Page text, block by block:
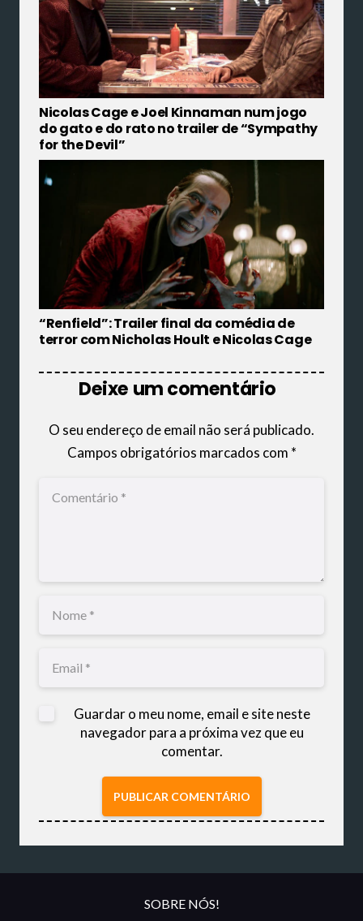
Nicolas Cage e Joel Kinnaman num jogo
do gato e do rato no trailer de “Sympathy
for the Devil”
“Renfield”: Trailer final da comédia de
terror com Nicholas Hoult e Nicolas Cage
Deixe um comentário
O seu endereço de email não será publicado.
Campos obrigatórios marcados com *
Guardar o meu nome, email e site neste
navegador para a próxima vez que eu
comentar.
PUBLICAR COMENTÁRIO
SOBRE NÓS!